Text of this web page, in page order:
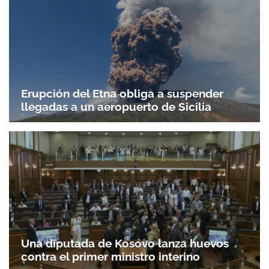
Erupción del Etna obliga a suspender
llegadas a un aeropuerto de Sicilia
Una diputada de Kosovo lanza huevos
contra el primer ministro interino